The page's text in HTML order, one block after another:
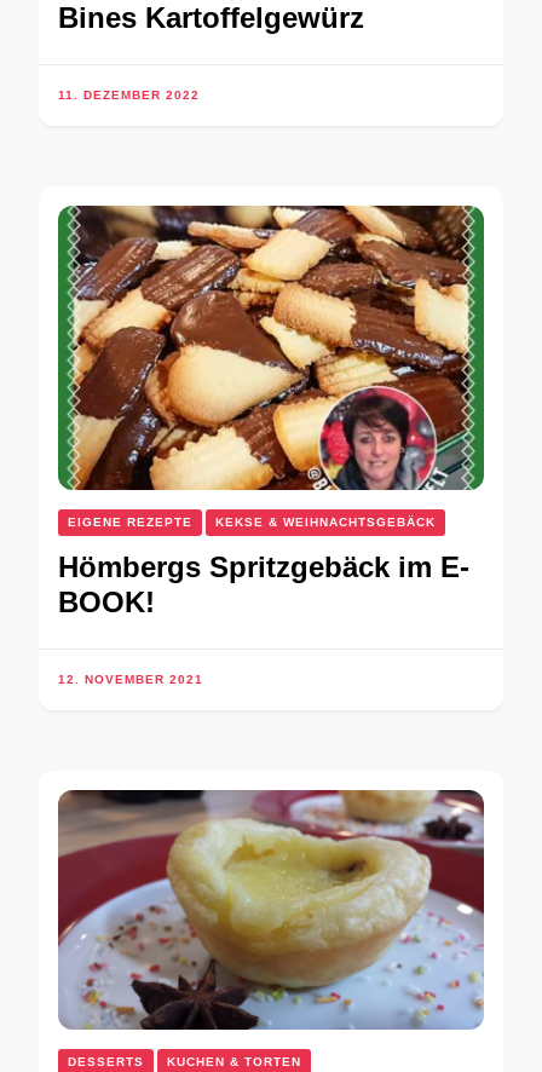
Bines Kartoffelgewürz
11. DEZEMBER 2022
EIGENE REZEPTE KEKSE & WEIHNACHTSGEBÄCK
Hömbergs Spritzgebäck im E-
BOOK!
12. NOVEMBER 2021
DESSERTS KUCHEN & TORTEN